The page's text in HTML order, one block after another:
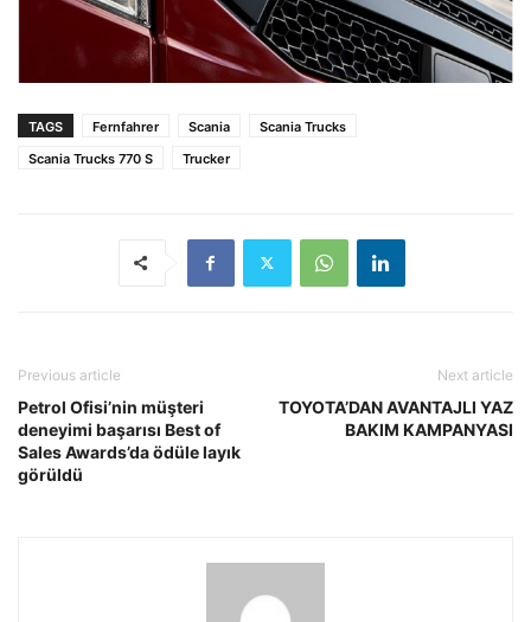
TAGS Fernfahrer Scania
Scania Trucks
Scania Trucks 770 S
Trucker
Previous article
Petrol Ofisi’nin müşteri
deneyimi başarısı Best of
Sales Awards’da ödüle layık
görüldü
Next article
TOYOTA’DAN AVANTAJLI YAZ
BAKIM KAMPANYASI